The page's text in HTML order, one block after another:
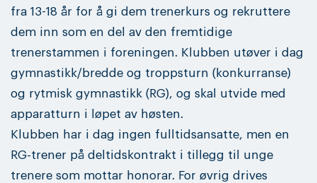
fra 13-18 år for å gi dem trenerkurs og rekruttere
dem inn som en del av den fremtidige
trenerstammen i foreningen. Klubben utøver i dag
gymnastikk/bredde og troppsturn (konkurranse)
og rytmisk gymnastikk (RG), og skal utvide med
apparatturn i løpet av høsten.
Klubben har i dag ingen fulltidsansatte, men en
RG-trener på deltidskontrakt i tillegg til unge
trenere som mottar honorar. For øvrig drives